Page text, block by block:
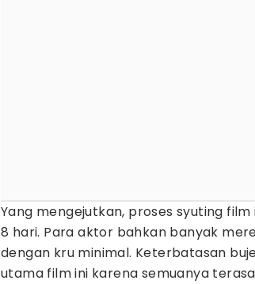
Yang mengejutkan, proses syuting
8 hari. Para aktor bahkan banyak
dengan kru minimal. Keterbatasan
utama film ini karena semuanya